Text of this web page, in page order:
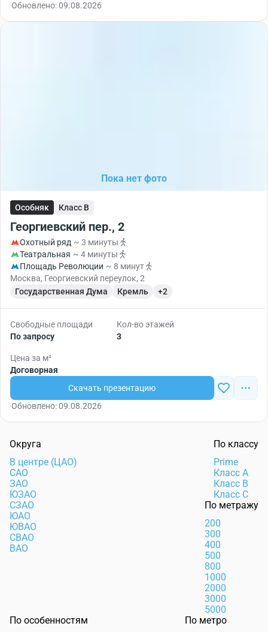
Обновлено: 09.08.2026
Пока нет фото
Особняк Класс B
Георгиевский пер., 2
Охотный ряд ~ 3 минуты
Театральная ~ 4 минуты
Площадь Революции ~ 8 минут
Москва, Георгиевский переулок, 2
Государственная Дума
Кремль +2
Свободные площади
По запросу
Кол-во этажей
3
Цена за м²
Договорная
Скачать презентацию
Обновлено: 09.08.2026
Округа
В центре (ЦАО)
САО
ЗАО
ЮЗАО
СЗАО
ЮАО
ЮВАО
СВАО
ВАО
По классу
Prime
Класс А
Класс В
Класс С
По метражу
200
300
400
500
800
1000
2000
3000
5000
По особенностям
По метро